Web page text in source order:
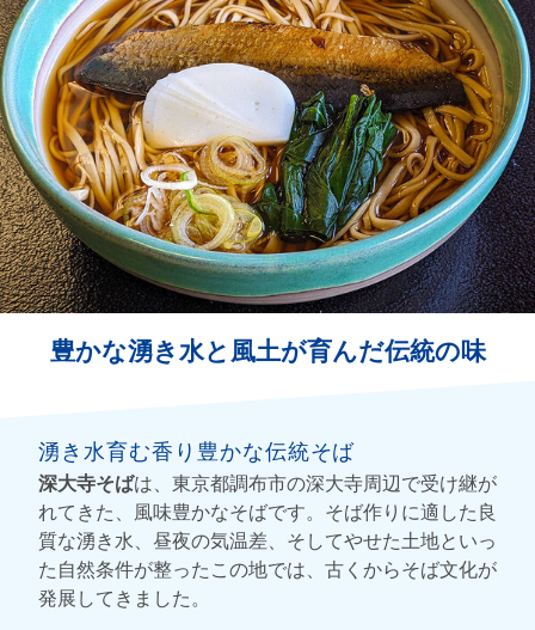
豊かな湧き水と風土が育んだ伝統の味
湧き水育む香り豊かな伝統そば
深大寺そばは、東京都調布市の深大寺周辺で受け継が
れてきた、風味豊かなそばです。そば作りに適した良
質な湧き水、昼夜の気温差、そしてやせた土地といっ
た自然条件が整ったこの地では、古くからそば文化が
発展してきました。